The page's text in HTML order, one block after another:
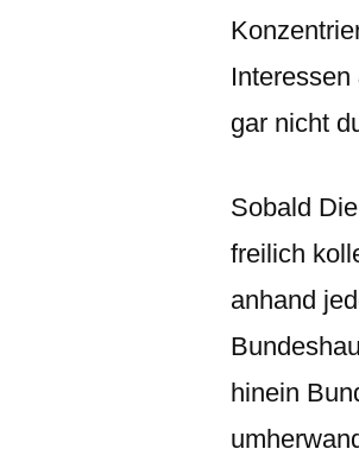
gar nicht
Sobald
freilich
anhand
hinein